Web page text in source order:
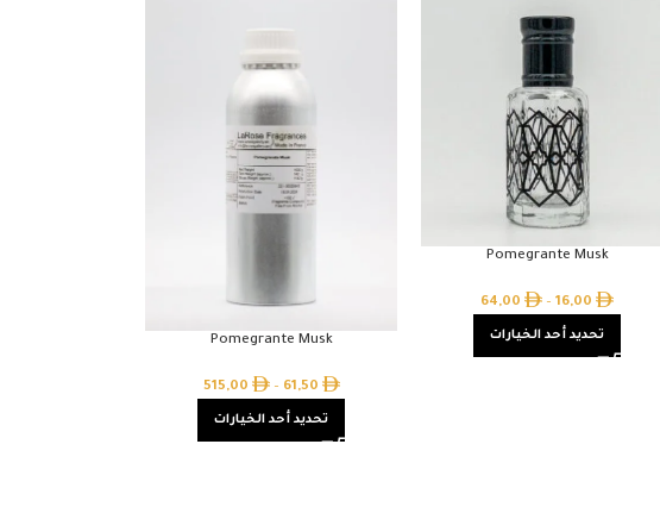
Pomegrante Musk
16,00
–
64,00
تحديد أحد الخيارات Pomegrante Musk
61,50
–
515,00
تحديد أحد الخيارات